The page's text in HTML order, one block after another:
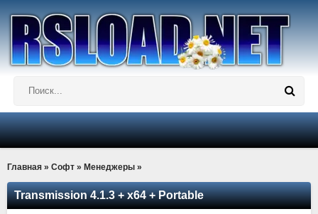
Главная » Софт » Менеджеры »
Transmission 4.1.3 + x64 + Portable